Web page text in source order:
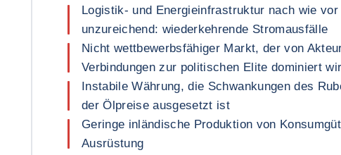
Logistik- und Energieinfrastruktur nach wie vor
unzureichend: wiederkehrende Stromausfälle
Nicht wettbewerbsfähiger Markt, der von
Verbindungen zur politischen Elite dominiert
Instabile Währung, die Schwankungen des
der Ölpreise ausgesetzt ist
Geringe inländische Produktion von
Ausrüstung